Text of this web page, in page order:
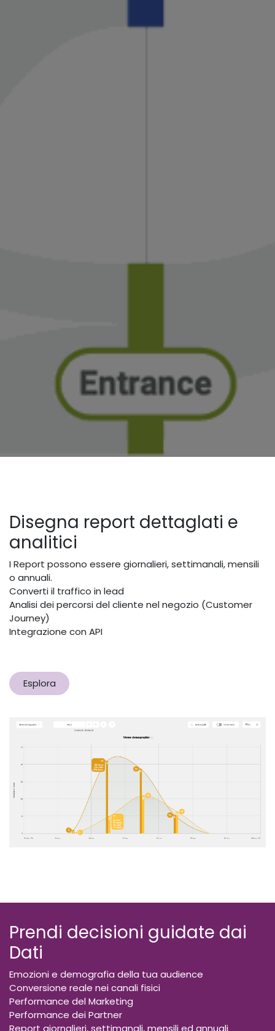
Disegna report dettaglati e
analitici
I Report possono essere giornalieri, settimanali, mensili
o annuali.
Converti il traffico in lead
Analisi dei percorsi del cliente nel negozio (Customer
Journey)​
Integrazione con API
Esplora
Prendi decisioni guidate dai
Dati
Emozioni e demografia della tua audience
Conversione reale nei canali fisici
Performance del Marketing
Performance dei Partner
Report giornalieri, settimanali, mensili ed annuali